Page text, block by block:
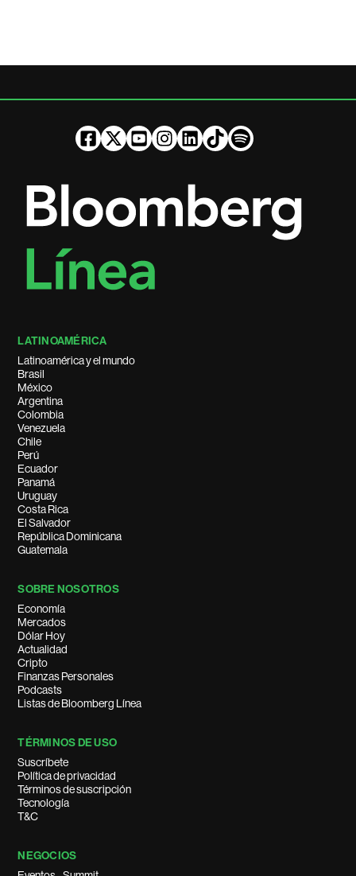
LATINOAMÉRICA
Latinoamérica y el mundo
Brasil
México
Argentina
Colombia
Venezuela
Chile
Perú
Ecuador
Panamá
Uruguay
Costa Rica
El Salvador
República Dominicana
Guatemala
SOBRE NOSOTROS
Economía
Mercados
Dólar Hoy
Actualidad
Cripto
Finanzas Personales
Podcasts
Listas de Bloomberg Línea
TÉRMINOS DE USO
Suscríbete
Política de privacidad
Términos de suscripción
Tecnología
T&C
NEGOCIOS